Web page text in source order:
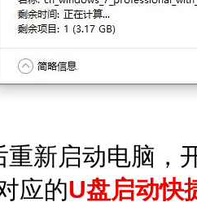
重新启动电脑，
应的U盘启动快